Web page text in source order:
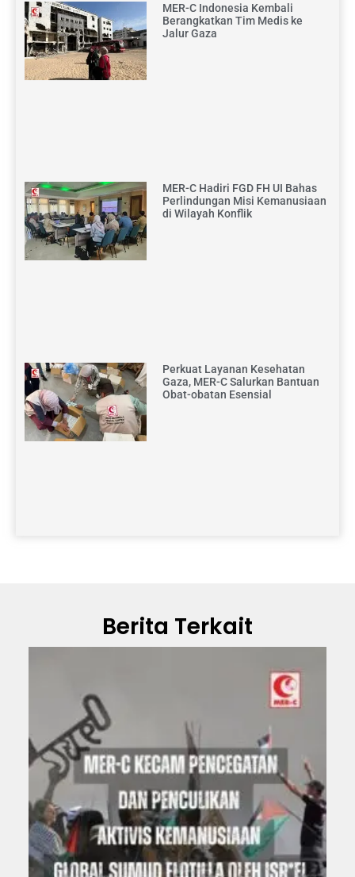
MER-C Indonesia Kembali
Berangkatkan Tim Medis ke
Jalur Gaza
MER-C Hadiri FGD FH UI Bahas
Perlindungan Misi Kemanusiaan
di Wilayah Konflik
Perkuat Layanan Kesehatan
Gaza, MER-C Salurkan Bantuan
Obat-obatan Esensial
Berita Terkait